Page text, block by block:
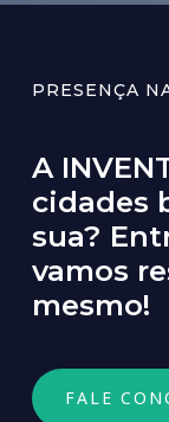
PRESENÇA
A
cidades
sua?
vamos
mesmo!
FALE